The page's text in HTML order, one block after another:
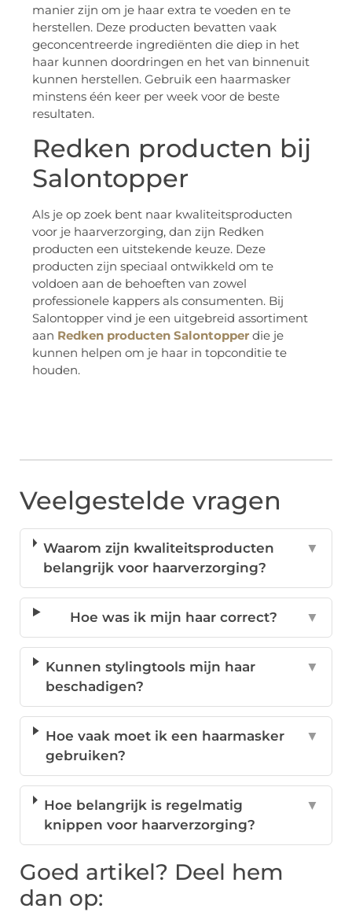
manier zijn om je haar extra te voeden en te
herstellen. Deze producten bevatten vaak
geconcentreerde ingrediënten die diep in het
haar kunnen doordringen en het van binnenuit
kunnen herstellen. Gebruik een haarmasker
minstens één keer per week voor de beste
resultaten.
Redken producten bij
Salontopper
Als je op zoek bent naar kwaliteitsproducten
voor je haarverzorging, dan zijn Redken
producten een uitstekende keuze. Deze
producten zijn speciaal ontwikkeld om te
voldoen aan de behoeften van zowel
professionele kappers als consumenten. Bij
Salontopper vind je een uitgebreid assortiment
aan Redken producten Salontopper die je
kunnen helpen om je haar in topconditie te
houden.
Veelgestelde vragen
Waarom zijn kwaliteitsproducten
belangrijk voor haarverzorging?
▼
Hoe was ik mijn haar correct? ▼
Kunnen stylingtools mijn haar
beschadigen?
▼
Hoe vaak moet ik een haarmasker
gebruiken?
▼
Hoe belangrijk is regelmatig
knippen voor haarverzorging?
▼
Goed artikel? Deel hem
dan op: